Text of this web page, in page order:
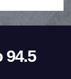
94.5